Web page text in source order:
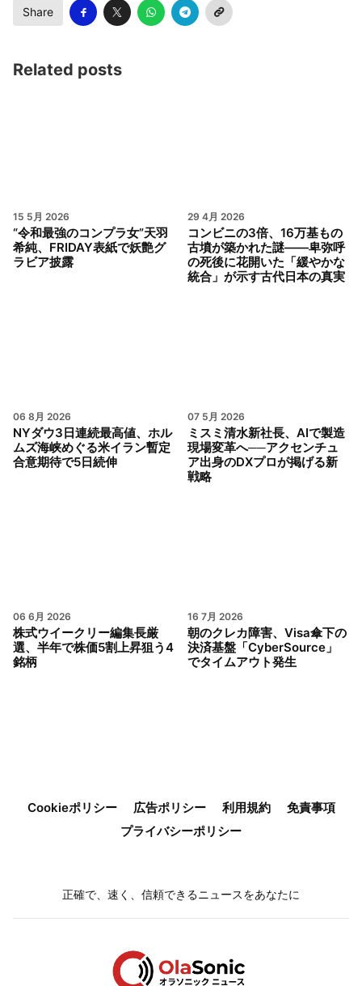
Share
Related posts
15 5月 2026
“令和最強のコンプラ女”天羽
希純、FRIDAY表紙で妖艶グ
ラビア披露
29 4月 2026
コンビニの3倍、16万基もの
古墳が築かれた謎――卑弥呼
の死後に花開いた「緩やかな
統合」が示す古代日本の真実
06 8月 2026
NYダウ3日連続最高値、ホル
ムズ海峡めぐる米イラン暫定
合意期待で5日続伸
07 5月 2026
ミスミ清水新社長、AIで製造
現場変革へ──アクセンチュ
ア出身のDXプロが掲げる新
戦略
06 6月 2026
株式ウイークリー編集長厳
選、半年で株価5割上昇狙う4
銘柄
16 7月 2026
朝のクレカ障害、Visa傘下の
決済基盤「CyberSource」
でタイムアウト発生
Cookieポリシー 広告ポリシー 利用規約
免責事項
プライバシーポリシー
正確で、速く、信頼できるニュースをあなたに